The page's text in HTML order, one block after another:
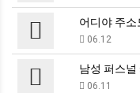
어디야 주
06.12
남성 퍼스널
06.11